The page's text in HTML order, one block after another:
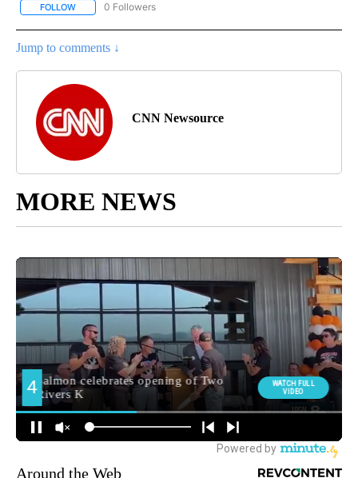
FOLLOW FOLLOW "CNN-SPANISH" TO RECEIVE NOTIFICATIONS ABOUT
0 Followers
Jump to comments ↓
CNN Newsource
MORE NEWS
Around the Web